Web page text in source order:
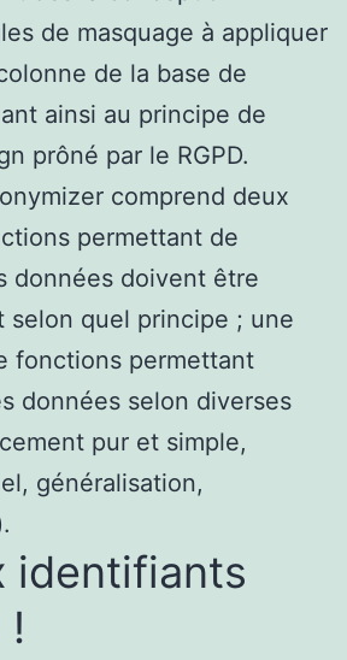
de masquage à appliquer
de la base de
ainsi au principe de
prôné par le RGPD.
comprend deux
permettant de
données doivent être
selon quel principe ; une
fonctions permettant
données selon diverses
pur et simple,
généralisation,
identifiants
!